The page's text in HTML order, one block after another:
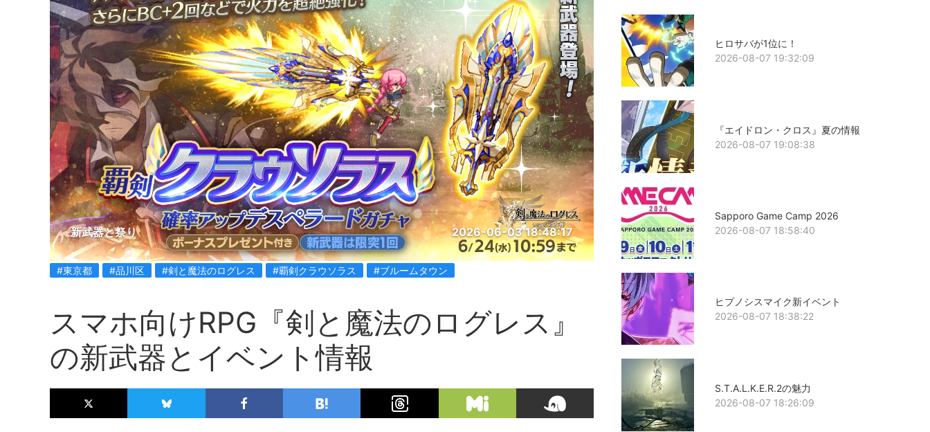
新武器と祭り 2026-06-03 18:48:17
#東京都 #品川区 #剣と魔法のログレス #覇剣クラウソラス #ブルームタウン
スマホ向けRPG『剣と魔法のログレス』
の新武器とイベント情報
ヒロサバが1位に！
2026-08-07 19:32:09
『エイドロン・クロス』夏の情報
2026-08-07 19:08:38
Sapporo Game Camp 2026
2026-08-07 18:58:40
ヒプノシスマイク新イベント
2026-08-07 18:38:22
S.T.A.L.K.E.R.2の魅力
2026-08-07 18:26:09